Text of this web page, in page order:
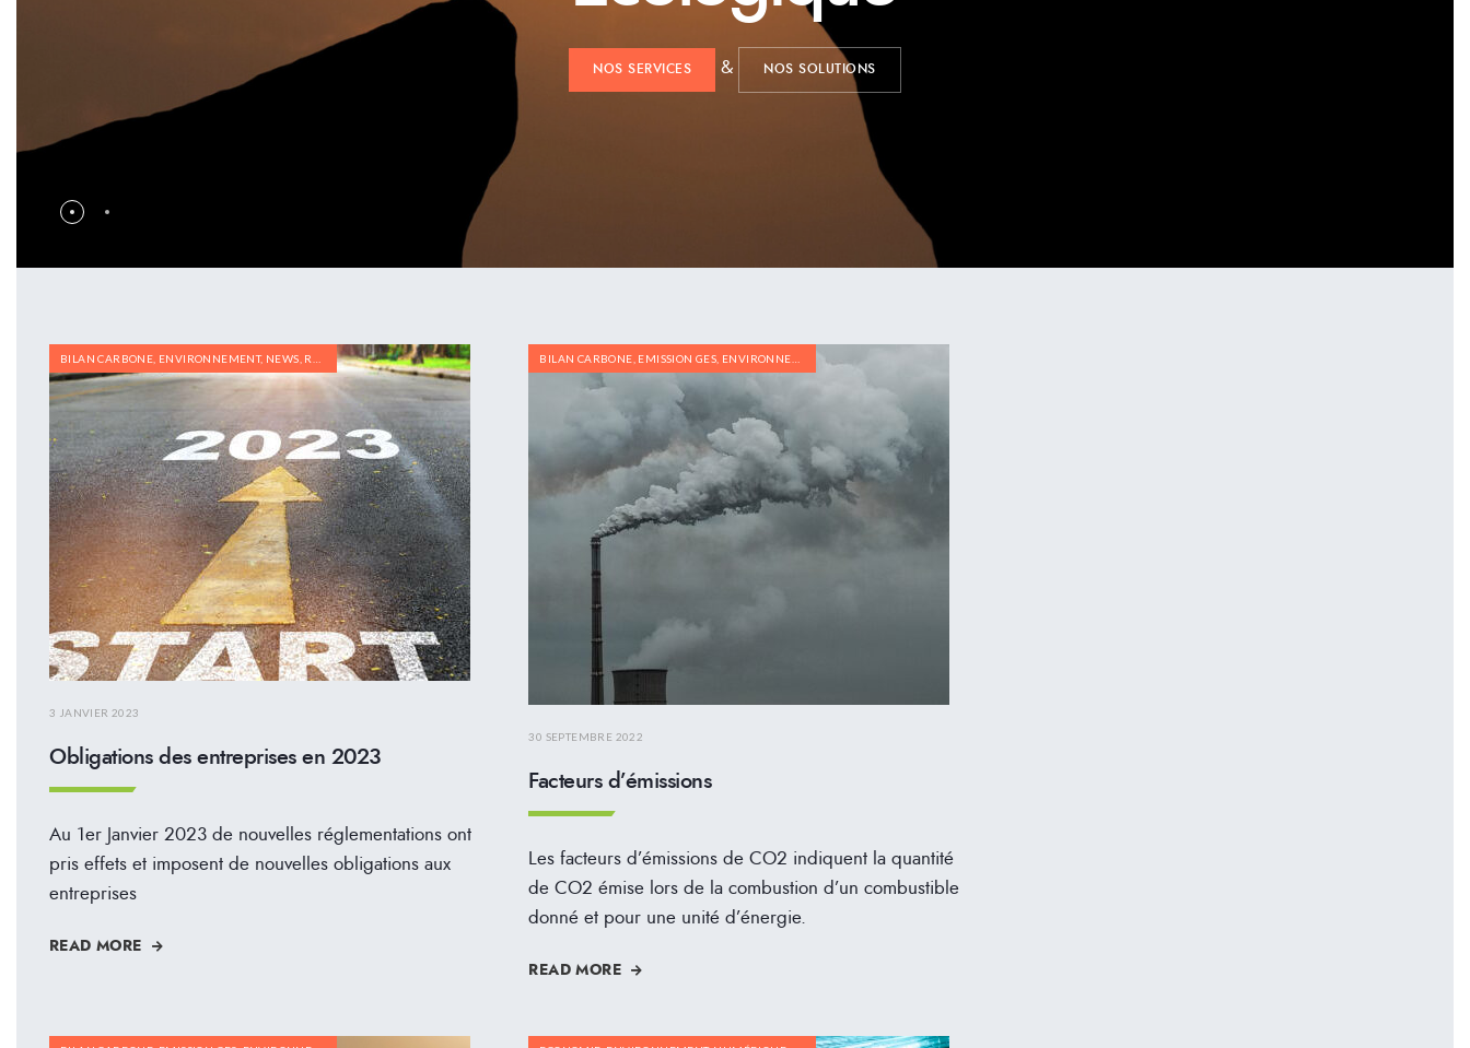
NOS SERVICES & NOS SOLUTIONS
BILAN CARBONE ENVIRONNEMENT, NEWS RÉGLEMENTATION
3 JANVIER 2023
Obligations des entreprises en 2023
Au 1er Janvier 2023 de nouvelles réglementations ont
pris effets et imposent de nouvelles obligations aux
entreprises
READ MORE
BILAN CARBONE EMISSION GES ENVIRONNEMENT
30 SEPTEMBRE 2022
Facteurs d’émissions
Les facteurs d’émissions de CO2 indiquent la quantité
de CO2 émise lors de la combustion d’un combustible
donné et pour une unité d’énergie.
READ MORE